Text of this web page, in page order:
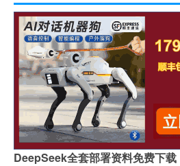
DeepSeek全套部署资料免费下载